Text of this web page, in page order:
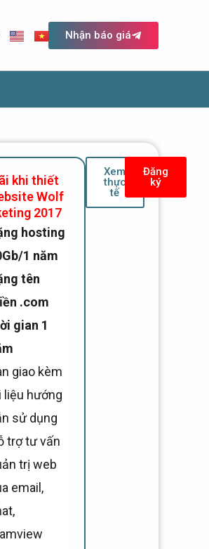
trực tuyếnNhận báo giá
khi thiết
Wolf
2017
hosting
1 năm
tên
.com
gian 1
giao kèm
liệu hướng
sử dụng
trợ tư vấn
trị web
email,
Xem
thực
tế
Đăng
ký